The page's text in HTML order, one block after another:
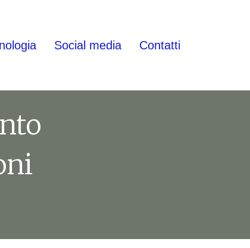
Social media Contatti